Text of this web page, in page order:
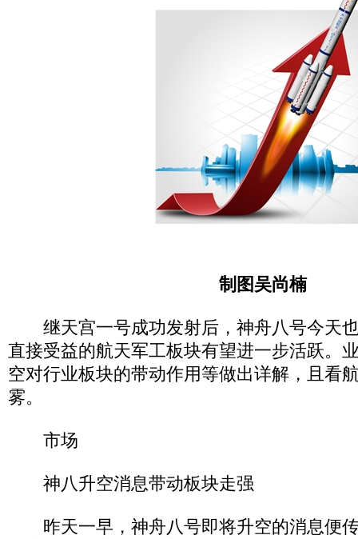
制图吴尚楠
继天宫一号成功发射后，神舟八号今天
直接受益的航天军工板块有望进一步活跃。
空对行业板块的带动作用等做出详解，且看
雾。
市场
神八升空消息带动板块走强
昨天一早，神舟八号即将升空的消息便